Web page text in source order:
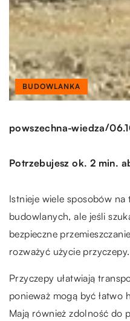
BUDOWLANKA
powszechna-wiedza/
Potrzebujesz ok. 2 min.
Istnieje wiele sposobów na
budowlanych, ale jeśli
bezpieczne
rozważyć użycie przyczepy.
Przyczepy ułatwiają
ponieważ mogą być łatwo
Mają również zdolność do